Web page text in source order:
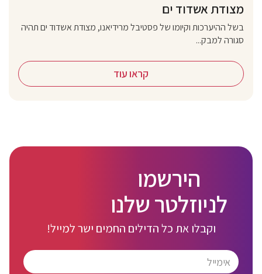
מצודת אשדוד ים
בשל ההיערכות וקיומו של פסטיבל מרידיאנו, מצודת אשדוד ים תהיה
סגורה למבק...
קראו עוד
הירשמו
לניוזלטר שלנו
וקבלו את כל הדילים החמים ישר למייל!